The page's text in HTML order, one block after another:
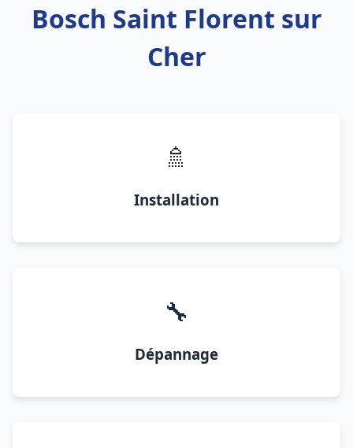
Bosch Saint Florent sur
Cher
🚿
Installation
🔧
Dépannage